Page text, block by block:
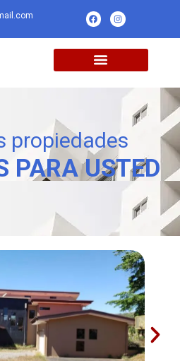
propiedades
PARA USTED